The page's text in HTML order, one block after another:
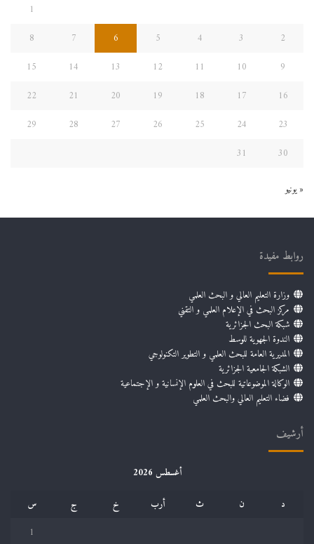
1
2
3
4
5
6
7
8
9
10
11
12
13
14
15
16
17
18
19
20
21
22
23
24
25
26
27
28
29
30
31
« يونيو
روابط مفيدة
وزارة التعليم العالي و البحث العلمي
مركز البحث في الإعلام العلمي و التقني
شبكة البحث الجزائرية
الندوة الجهوية للوسط
المديرية العامة للبحث العلمي و التطوير التكنولوجي
الشبكة الجامعية الجزائرية
الوكالة الموضوعاتية للبحث في العلوم الإنسانية و الإجتماعية
فضاء التعليم العالي والبحث العلمي
أرشيف
أغسطس 2026
د
ن ث أرب خ ج
س
1